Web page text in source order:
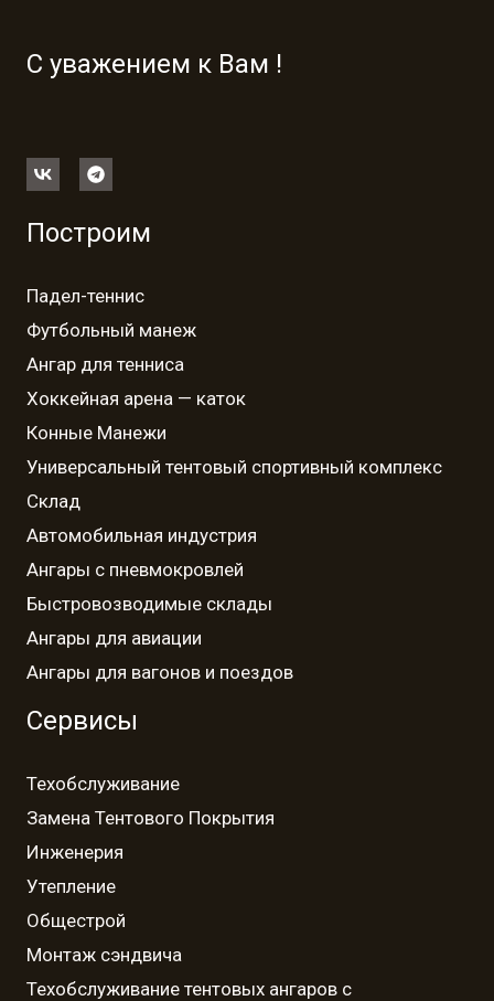
С уважением к Вам !
Построим
Падел-теннис
Футбольный манеж
Ангар для тенниса
Хоккейная арена — каток
Конные Манежи
Универсальный тентовый спортивный комплекс
Склад
Автомобильная индустрия
Ангары с пневмокровлей
Быстровозводимые склады
Ангары для авиации
Ангары для вагонов и поездов
Сервисы
Техобслуживание
Замена Тентового Покрытия
Инженерия
Утепление
Общестрой
Монтаж сэндвича
Техобслуживание тентовых ангаров с